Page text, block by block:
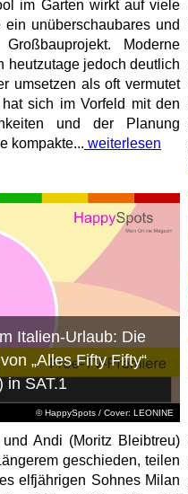
im Garten wirkt auf viele
unüberschaubares und
Moderne
heutzutage jedoch deutlich
umsetzen als oft vermutet
sich im Vorfeld mit den
und der Planung
kompakte... weiterlesen
© HappySpots / Cover: LEONINE
Italien-Urlaub: Die
„Alles Fifty Fifty“
in SAT.1
Andi (Moritz Bleibtreu)
geschieden, teilen
elfjährigen Sohnes Milan